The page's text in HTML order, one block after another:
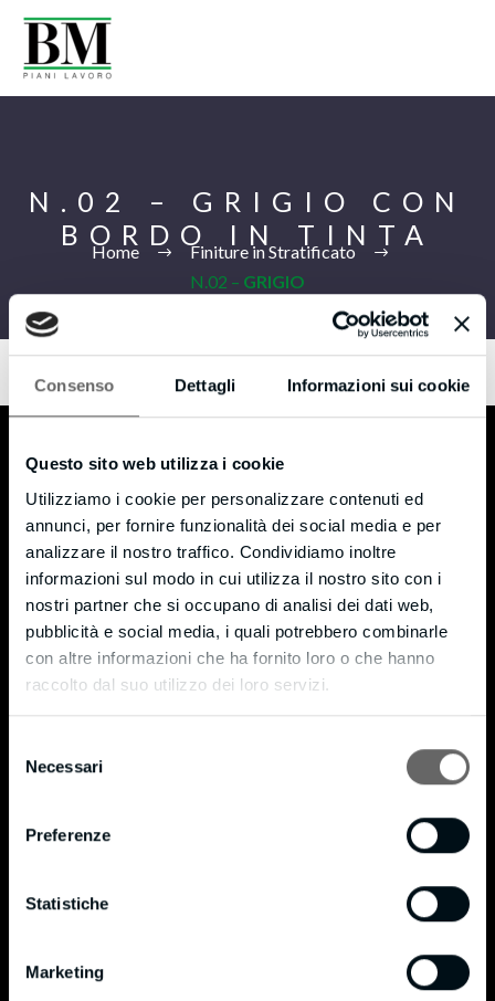
Consenso Dettagli Informazioni sui cookie
Questo sito web utilizza i cookie
Utilizziamo i cookie per personalizzare contenuti ed
annunci, per fornire funzionalità dei social media e per
analizzare il nostro traffico. Condividiamo inoltre
informazioni sul modo in cui utilizza il nostro sito con i
nostri partner che si occupano di analisi dei dati web,
pubblicità e social media, i quali potrebbero combinarle
con altre informazioni che ha fornito loro o che hanno
raccolto dal suo utilizzo dei loro servizi.
delNecessari
Preferenze
Statistiche
Marketing
N.02 – GRIGIO CON
BORDO IN TINTA
Home
Finiture in Stratificato
N.02 – GRIGIO
CON BORDO IN TINTA
B.M s.r.l.
Monticello (LC) – 23876
Via Moneta, 7 – fraz. Cortenuova
Fax +39 039 9205589
info@bmpianilavoro.it
P. IVA 01815240138
Certificato FSC
BM in data 16/10/2020 si è certificata FSC
in conformità allo standard STD 40-004 con
è dedicato alla promozione di una gestione forestale